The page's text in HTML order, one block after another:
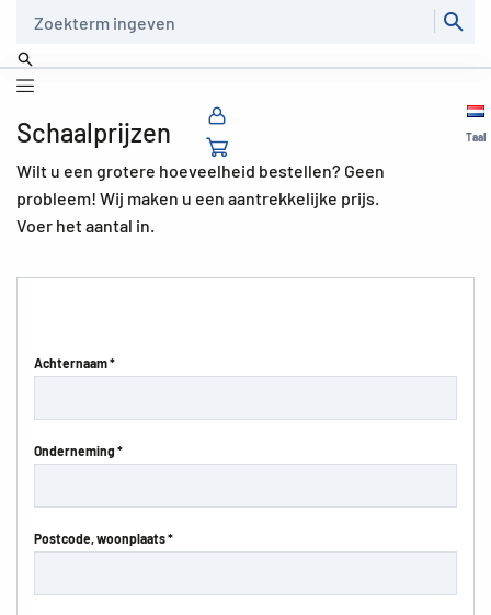
Taal
Schaalprijzen
Wilt u een grotere hoeveelheid bestellen? Geen
probleem! Wij maken u een aantrekkelijke prijs.
Voer het aantal in.
Achternaam *
Onderneming *
Postcode, woonplaats *